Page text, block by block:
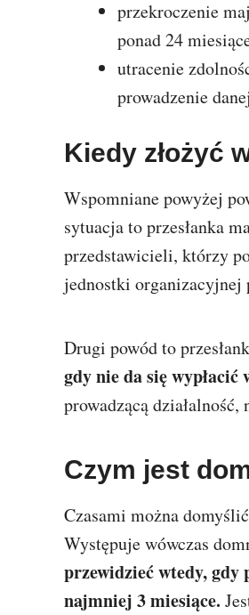
przekroczenie
ponad 24
utracenie
prowadzenie
Kiedy złożyć
Wspomniane powyżej
sytuacja to przesłanka
przedstawicieli, którzy
jednostki organizacyjnej
Drugi powód to
gdy nie da się wypłacić
prowadzącą
Czym jest
Czasami można
Występuje wówczas
przewidzieć wtedy, gdy
najmniej 3 miesiące.